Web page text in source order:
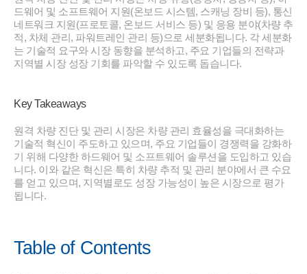
드웨어 및 소프트웨어 지원(온보드 시스템, 스캐닝 장비 등), 통신
네트워크 지원(프로토콜, 온보드 서비스 등) 및 응용 분야(차량 추
적, 차체 관리, 파워트레인 관리 등)으로 세분화됩니다. 각 세분화
는 기술적 요구와 시장 동향을 분석하고, 주요 기업들의 전략과
지역별 시장 성장 기회를 파악할 수 있도록 돕습니다.
Key Takeaways
원격 차량 진단 및 관리 시장은 차량 관리 효율성을 극대화하는
기술적 혁신이 주도하고 있으며, 주요 기업들이 경쟁력을 강화하
기 위해 다양한 하드웨어 및 소프트웨어 솔루션을 도입하고 있습
니다. 이와 같은 혁신은 특히 차량 추적 및 관리 분야에서 큰 수요
를 얻고 있으며, 지역별로도 성장 가능성이 높은 시장으로 평가
됩니다.
Table of Contents